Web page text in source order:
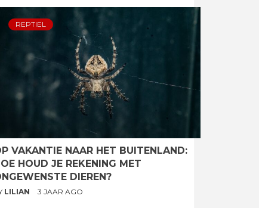
REPTIEL
VAKANTIE NAAR HET BUITENLAND:
HOUD JE REKENING MET
DIEREN?
LILIAN 3 JAAR AGO